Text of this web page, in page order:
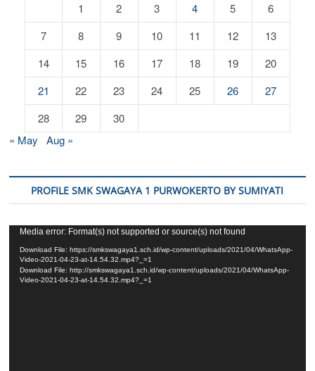
1
2 3 4 5
6
7
8 9 10 11 12
13
14
15 16 17 18 19
20
21
22 23 24 25 26
27
28
29
30
« May
Aug »
PROFILE SMK SWAGAYA 1 PURWOKERTO BY SUMIYATI
Video
Player
Media error: Format(s) not supported or source(s) not found
Download File: https://smkswagaya1.sch.id/wp-content/uploads/2021/04/WhatsApp-
Video-2021-04-23-at-14.54.32.mp4?_=1
Download File: http://smkswagaya1.sch.id/wp-content/uploads/2021/04/WhatsApp-
Video-2021-04-23-at-14.54.32.mp4?_=1